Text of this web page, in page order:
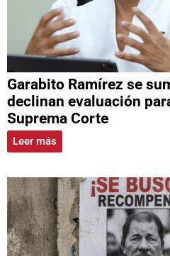
Garabito Ramírez se
declinan evaluación
Suprema Corte
Leer más